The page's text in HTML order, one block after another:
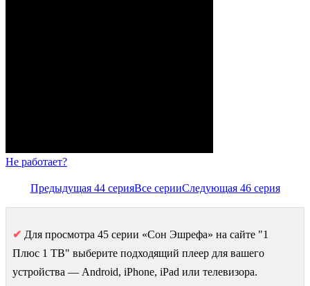
Не работает?
Предыдущая 44 серияВсе серииСледующая 46 серия
✔ Для просмотра 45 серии «Сон Эшрефа» на сайте "1
Плюс 1 ТВ" выберите подходящий плеер для вашего
устройства — Android, iPhone, iPad или телевизора.